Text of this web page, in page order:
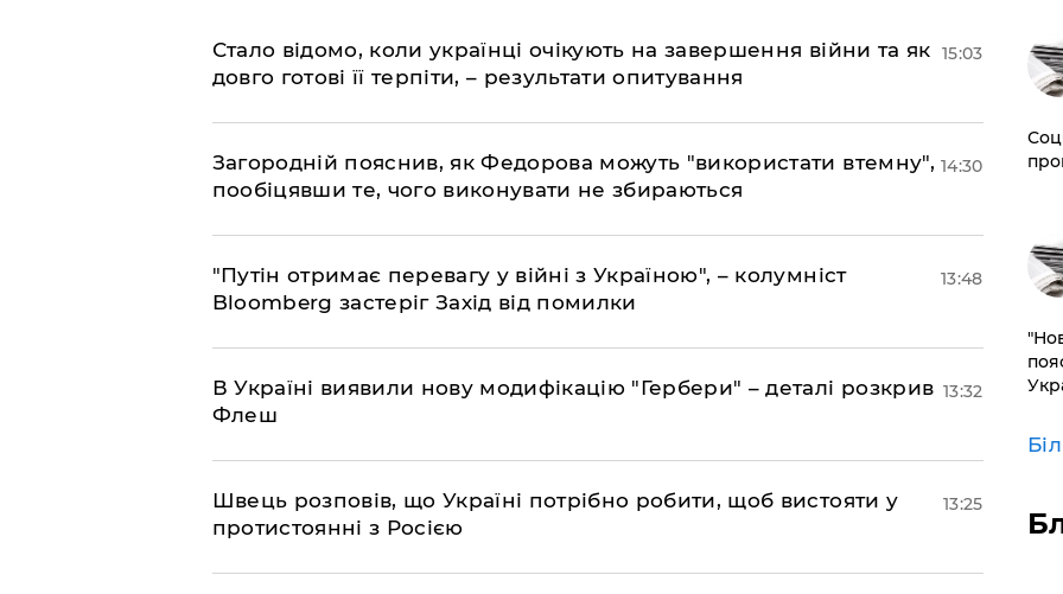
Стало відомо, коли українці очікують на завершення війни та як
довго готові її терпіти, – результати опитування
15:03
Загородній пояснив, як Федорова можуть "використати втемну",
пообіцявши те, чого виконувати не збираються
14:30
"Путін отримає перевагу у війні з Україною", – колумніст
Bloomberg застеріг Захід від помилки
13:48
В Україні виявили нову модифікацію "Гербери" – деталі розкрив
Флеш
13:32
Швець розповів, що Україні потрібно робити, щоб вистояти у
протистоянні з Росією
13:25